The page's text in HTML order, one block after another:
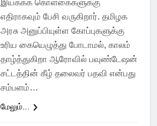
இயக்கக் கொள்கைகளுக்கு
எதிராகவும் பேசி வருகிறார். தமிழக
அரசு அனுப்பியுள்ள கோப்புகளுக்கு
உரிய கையெழுத்து போடாமல், காலம்
தாழ்த்துகிறா ஆரோவில் பவுண்டேஷன்
சட்டத்தின் கீழ் தலைவர் பதவி என்பது
சம்பளம்…
மேலும்...